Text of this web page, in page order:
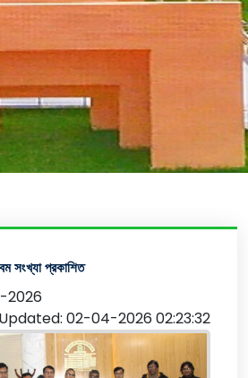
সংখ্যা প্রকাশিত
2026
Updated: 02-04-2026 02:23:32